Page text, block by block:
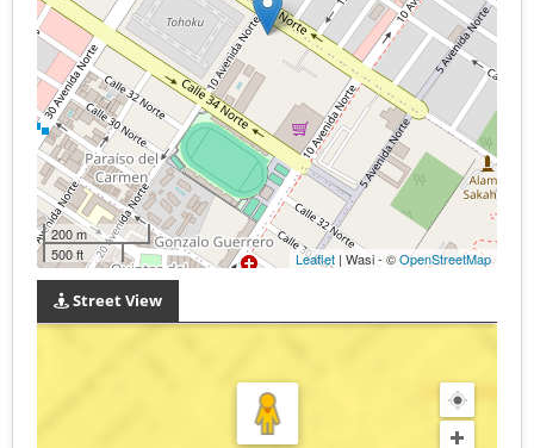
200 m
500 ft
Leaflet | Wasi - ©OpenStreetMap
Street View